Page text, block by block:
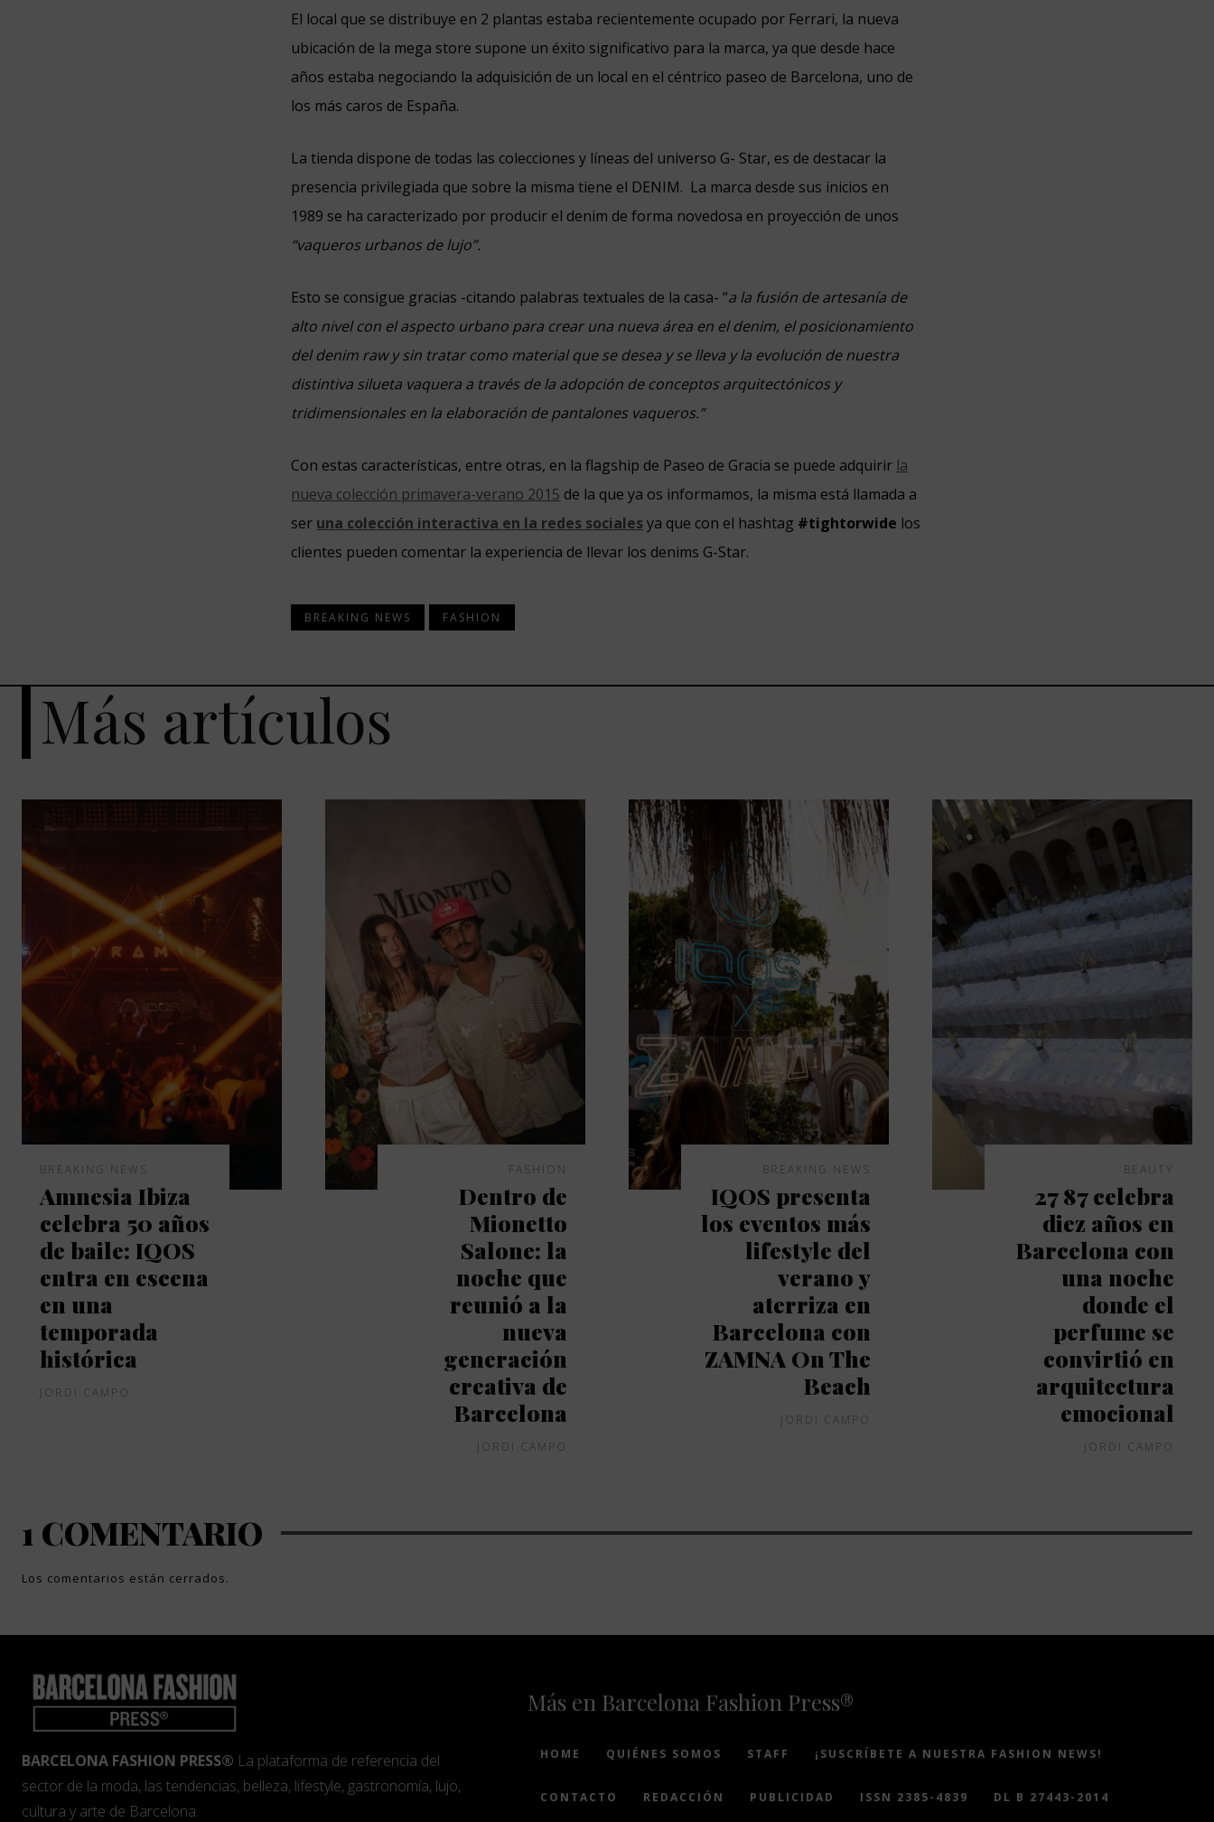
El local que se distribuye en 2 plantas estaba recientemente ocupado por Ferrari, la nueva
ubicación de la mega store supone un éxito significativo para la marca, ya que desde hace
años estaba negociando la adquisición de un local en el céntrico paseo de Barcelona, uno de
los más caros de España.
La tienda dispone de todas las colecciones y líneas del universo G- Star, es de destacar la
presencia privilegiada que sobre la misma tiene el DENIM. La marca desde sus inicios en
1989 se ha caracterizado por producir el denim de forma novedosa en proyección de unos
“vaqueros urbanos de lujo”.
Esto se consigue gracias -citando palabras textuales de la casa- “a la fusión de artesanía de
alto nivel con el aspecto urbano para crear una nueva área en el denim, el posicionamiento
del denim raw y sin tratar como material que se desea y se lleva y la evolución de nuestra
distintiva silueta vaquera a través de la adopción de conceptos arquitectónicos y
tridimensionales en la elaboración de pantalones vaqueros.”
Con estas características, entre otras, en la flagship de Paseo de Gracia se puede adquirir la
nueva colección primavera-verano 2015 de la que ya os informamos, la misma está llamada a
ser una colección interactiva en la redes socialesya que con el hashtag #tightorwide los
clientes pueden comentar la experiencia de llevar los denims G-Star.
BREAKING NEWS FASHION
Más artículos
BREAKING NEWS
Amnesia Ibiza
celebra 50 años
de baile: IQOS
entra en escena
en una
temporada
histórica
JORDI CAMPO
FASHION
Dentro de
Mionetto
Salone: la
noche que
reunió a la
nueva
generación
creativa de
Barcelona
JORDI CAMPO
BREAKING NEWS
IQOS presenta
los eventos más
lifestyle del
verano y
aterriza en
Barcelona con
ZAMNA On The
Beach
JORDI CAMPO
BEAUTY
27 87 celebra
diez años en
Barcelona con
una noche
donde el
perfume se
convirtió en
arquitectura
emocional
JORDI CAMPO
1 COMENTARIO
Los comentarios están cerrados.
BARCELONA FASHION PRESS® La plataforma de referencia del
sector de la moda, las tendencias, belleza, lifestyle, gastronomía, lujo,
cultura y arte de Barcelona.
Más en Barcelona Fashion Press®
HOME QUIÉNES SOMOS STAFF ¡SUSCRÍBETE A NUESTRA FASHION NEWS!
CONTACTO REDACCIÓN PUBLICIDAD ISSN 2385-4839 DL B 27443-2014